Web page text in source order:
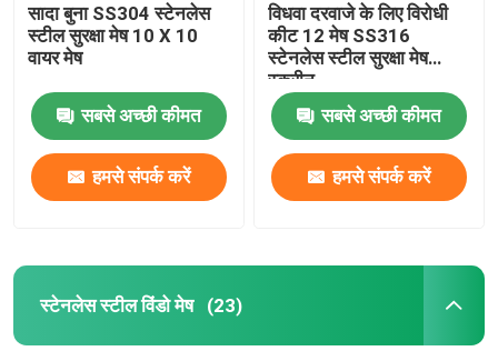
सादा बुना SS304 स्टेनलेस
स्टील सुरक्षा मेष 10 X 10
वायर मेष
सबसे अच्छी कीमत
हमसे संपर्क करें
विधवा दरवाजे के लिए विरोधी
कीट 12 मेष SS316
स्टेनलेस स्टील सुरक्षा मेष
स्क्रीन
सबसे अच्छी कीमत
हमसे संपर्क करें
स्टेनलेस स्टील विंडो मेष (23)